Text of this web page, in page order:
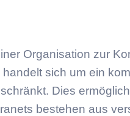
Organisation zur
sich um ein
Dies
bestehen aus